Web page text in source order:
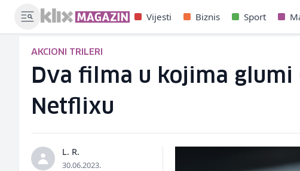
Vijesti Biznis Sport
AKCIONI TRILERI
Dva filma u kojima
Netflixu
L. R.
30.06.2023.